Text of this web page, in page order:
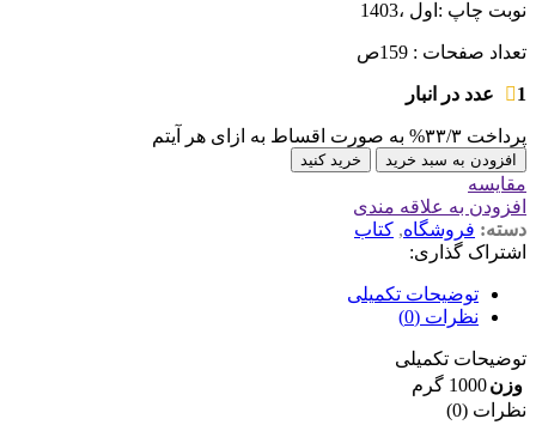
نوبت چاپ :اول ،1403
تعداد صفحات : 159ص
1 عدد در انبار
پرداخت ۳۳/۳% به صورت اقساط به ازای هر آیتم
افزودن به سبد خرید خرید کنید
مقايسه
افزودن به علاقه مندی
دسته: فروشگاه, کتاب
اشتراک گذاری:
توضیحات تکمیلی
نظرات (0)
توضیحات تکمیلی
وزن1000 گرم
نظرات (0)